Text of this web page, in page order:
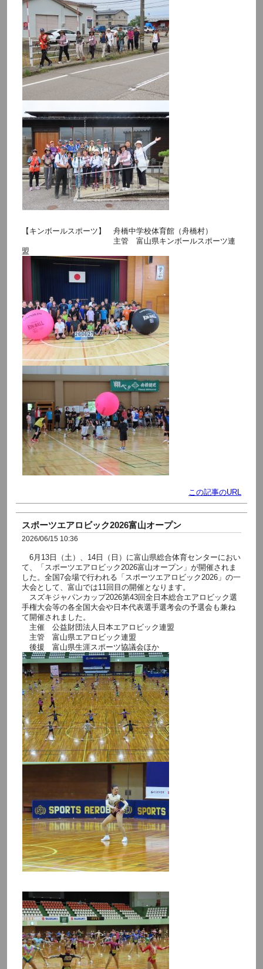
【キンボールスポーツ】 舟橋中学校体育館（舟橋村）
主管 富山県キンボールスポーツ連
盟
この記事のURL
スポーツエアロビック2026富山オープン
2026/06/15 10:36
6月13日（土）、14日（日）に富山県総合体育センターにおい
て、「スポーツエアロビック2026富山オープン」が開催されま
した。全国7会場で行われる「スポーツエアロビック2026」の一
大会として、富山では11回目の開催となります。
スズキジャパンカップ2026第43回全日本総合エアロビック選
手権大会等の各全国大会や日本代表選手選考会の予選会も兼ね
て開催されました。
主催 公益財団法人日本エアロビック連盟
主管 富山県エアロビック連盟
後援 富山県生涯スポーツ協議会ほか